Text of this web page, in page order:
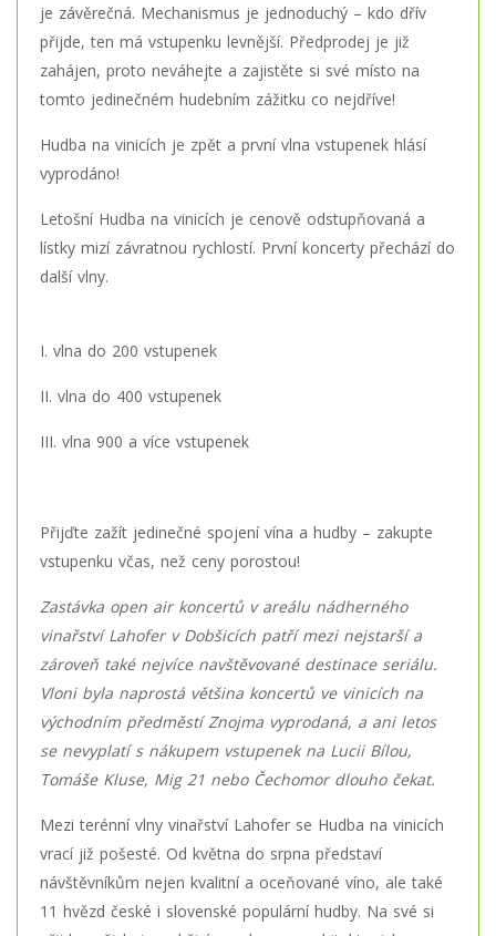
je závěrečná. Mechanismus je jednoduchý – kdo dřív
přijde, ten má vstupenku levnější. Předprodej je již
zahájen, proto neváhejte a zajistěte si své místo na
tomto jedinečném hudebním zážitku co nejdříve!
Hudba na vinicích je zpět a první vlna vstupenek hlásí
vyprodáno!
Letošní Hudba na vinicích je cenově odstupňovaná a
lístky mizí závratnou rychlostí. První koncerty přechází do
další vlny.
I. vlna do 200 vstupenek
II. vlna do 400 vstupenek
III. vlna 900 a více vstupenek
Přijďte zažít jedinečné spojení vína a hudby – zakupte
vstupenku včas, než ceny porostou!
Zastávka open air koncertů v areálu nádherného
vinařství Lahofer v Dobšicích patří mezi nejstarší a
zároveň také nejvíce navštěvované destinace seriálu.
Vloni byla naprostá většina koncertů ve vinicích na
východním předměstí Znojma vyprodaná, a ani letos
se nevyplatí s nákupem vstupenek na Lucii Bílou,
Tomáše Kluse, Mig 21 nebo Čechomor dlouho čekat.
Mezi terénní vlny vinařství Lahofer se Hudba na vinicích
vrací již pošesté. Od května do srpna představí
návštěvníkům nejen kvalitní a oceňované víno, ale také
11 hvězd české i slovenské populární hudby. Na své si